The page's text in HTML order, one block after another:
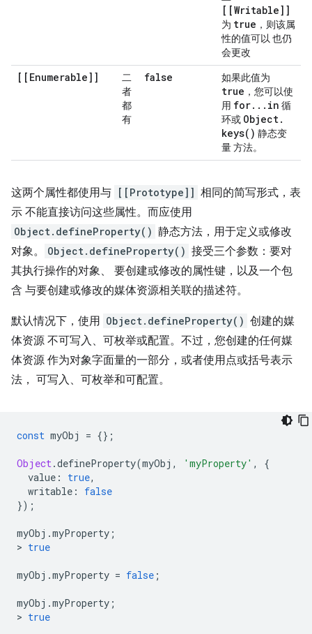
[[Writable]]
为 true ，则该属
性的值可以 也仍
会更改
[[Enumerable]]
二
者
都
有
false 如果此值为
true ，您可以使
用 for. . . in 循
环或 Object.
keys( ) 静态变
量 方法。
这两个属性都使用与 [[Prototype]] 相同的简写形式，表
示 不能直接访问这些属性。而应使用
Object.defineProperty() 静态方法，用于定义或修改
对象。
Object.defineProperty() 接受三个参数：要对
其执行操作的对象、 要创建或修改的属性键，以及一个包
含 与要创建或修改的媒体资源相关联的描述符。
默认情况下，使用 Object.defineProperty() 创建的媒
体资源 不可写入、可枚举或配置。不过，您创建的任何媒
体资源 作为对象字面量的一部分，或者使用点或括号表示
法， 可写入、可枚举和可配置。
const myObj = {};
Object.defineProperty(myObj , 'myProperty' ,
{
value : true,
writable :
false
});
myObj .myProperty ;
> true
myObj .myProperty = false ;
myObj .myProperty ;
> true